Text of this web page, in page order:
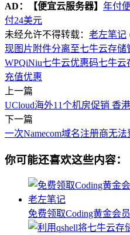
AD：
【便宜云服务器】 年付
付24美元
未经允许不得转载： 老左笔记
现图片附件分离至七牛云存储
WPQiNiu七牛云优惠码七牛云
充值优惠
上一篇
UCloud海外11个机房促销 香
下一篇
一次Namecom域名注册商无
你可能还喜欢这些内容：
免费领取Coding黄金会